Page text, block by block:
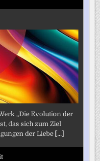
„Die Evolution der
das sich zum Ziel
der Liebe [...]